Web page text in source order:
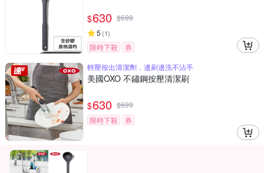
$630 $699
5 (1)
限時下殺
券
輕壓按出清潔劑，邊刷邊洗不沾手
美國OXO 不鏽鋼按壓清潔刷
$630 $699
限時下殺
券